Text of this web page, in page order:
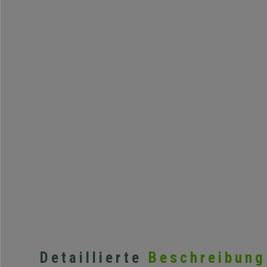
Detaillierte Beschreibung